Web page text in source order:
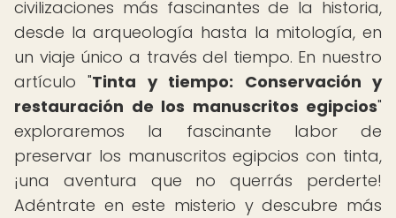
civilizaciones más fascinantes de la historia,
desde la arqueología hasta la mitología, en
un viaje único a través del tiempo. En nuestro
artículo "Tinta y tiempo: Conservación y
restauración de los manuscritos egipcios"
exploraremos la fascinante labor de
preservar los manuscritos egipcios con tinta,
¡una aventura que no querrás perderte!
Adéntrate en este misterio y descubre más